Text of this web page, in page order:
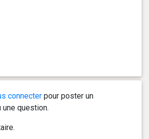
connecter pour poster un
une question.